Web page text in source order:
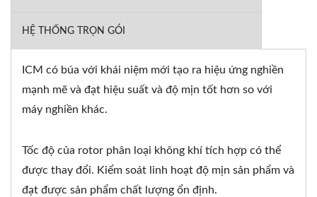
HỆ THỐNG TRỌN GÓI
ICM có búa với khái niệm mới tạo ra hiệu ứng nghiền
mạnh mẽ và đạt hiệu suất và độ mịn tốt hơn so với
máy nghiền khác.
Tốc độ của rotor phân loại không khí tích hợp có thể
được thay đổi. Kiểm soát linh hoạt độ mịn sản phẩm và
đạt được sản phẩm chất lượng ổn định.